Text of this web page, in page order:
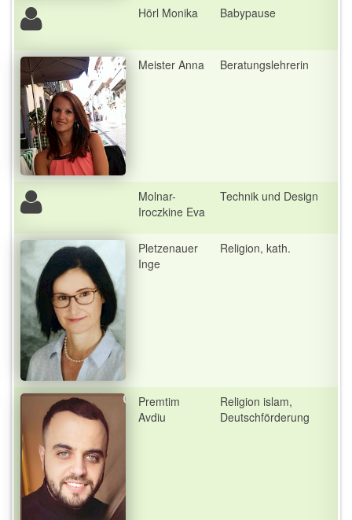
Hörl Monika Babypause
Meister Anna Beratungslehrerin
Molnar-
Iroczkine Eva
Technik und Design
Pletzenauer
Inge
Religion, kath.
Premtim
Avdiu
Religion islam,
Deutschförderung